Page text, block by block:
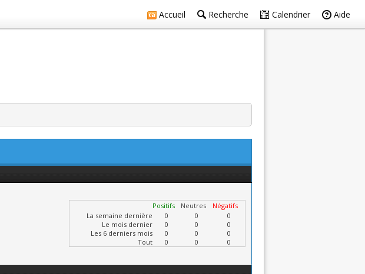
Accueil Recherche Calendrier Aide
Positifs Neutres
Négatifs
La semaine dernière
0 0
0
Le mois dernier
0 0
0
Les 6 derniers mois
0 0
0
Tout
0 0 0